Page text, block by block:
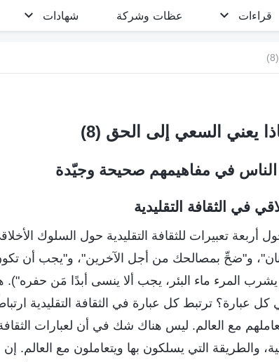
قراءات عظات وشركة شهادات
يعني السعي إلى الحق (8)
الناس في مفاهيمهم صحيحة وجيّدة
في الثقافة التقليدية
أربعة تعبيرات للثقافة التقليدية حول السلوك
و"ضحِّ بمصالحك من أجل الآخرين"، و"يجب أن
يشرب المرء ماء البئر، يجب ألا ينسى أبدًا مَن
ترتبط كل عبارة في الثقافة التقليدية
مع العالم. ليس هناك شك في أن لعبارات الثقافة
والطريقة التي يسلكون بها ويتعاملون مع العالم. إن